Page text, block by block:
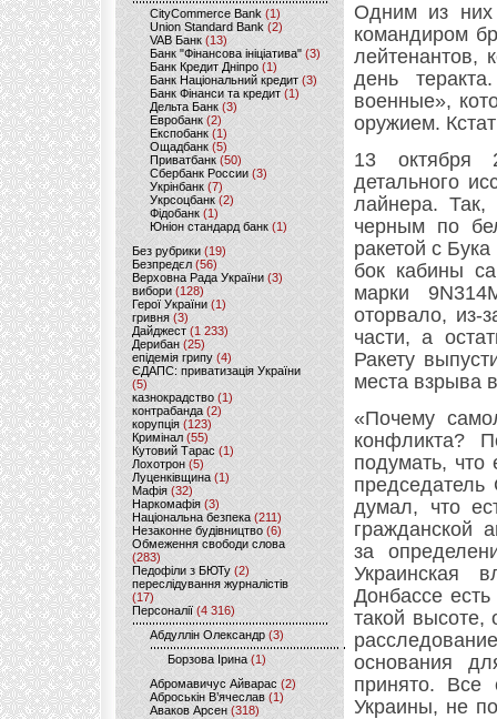
CityCommerce Bank (1)
Union Standard Bank (2)
VAB Банк (13)
Банк "Фінансова ініціатива" (3)
Банк Кредит Дніпро (1)
Банк Національний кредит (3)
Банк Фінанси та кредит (1)
Дельта Банк (3)
Евробанк(2)
Експобанк (1)
Ощадбанк(5)
Приватбанк (50)
Сбербанк России (3)
Укрінбанк(7)
Укрсоцбанк (2)
Фідобанк (1)
Юніон стандард банк(1)
Без рубрики (19)
Безпредєл(56)
Верховна Рада України (3)
вибори(128)
Герої України(1)
гривня (3)
Дайджест (1 233)
Дерибан (25)
епідемія грипу (4)
ЄДАПС: приватизація України
(5)
казнокрадство (1)
контрабанда (2)
корупція (123)
Кримінал (55)
Кутовий Тарас (1)
Лохотрон(5)
Луценківщина (1)
Мафія (32)
Наркомафія (3)
Національна безпека (211)
Незаконне будівництво(6)
Обмеження свободи слова
(283)
Педофіли з БЮТу (2)
переслідування журналістів
(17)
Персоналії (4 316)
Абдуллін Олександр (3)
Борзова Ірина(1)
Абромавичус Айварас (2)
Аброськін В’ячеслав(1)
Аваков Арсен (318)
Одним из них
командиром
лейтенантов,
день
военные»,
оружием.
13 октября
детального
лайнера.
черным по
ракетой с
бок кабины
марки
оторвало, из-
части, а
Ракету
места взрыва
«Почему
конфликта?
подумать, что
думал, что
гражданской
за
Украинская
Донбассе
такой высоте,
основания
принято. Все
Украины, не